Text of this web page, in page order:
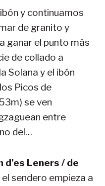
y continuamos
de granito y
ganar el punto más
de collado a
Solana y el ibón
Picos de
se ven
entre
del…
Leners / de
sendero empieza a